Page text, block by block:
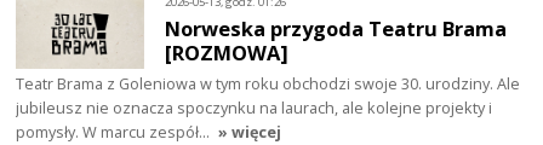
Norweska przygoda Teatru Brama
[ROZMOWA]
Teatr Brama z Goleniowa w tym roku obchodzi swoje 30. urodziny. Ale
jubileusz nie oznacza spoczynku na laurach, ale kolejne projekty i
pomysły. W marcu zespół… » więcej